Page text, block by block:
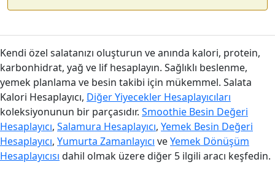
Kendi özel salatanızı oluşturun ve anında kalori, protein,
karbonhidrat, yağ ve lif hesaplayın. Sağlıklı beslenme,
yemek planlama ve besin takibi için mükemmel. Salata
Kalori Hesaplayıcı, Diğer Yiyecekler Hesaplayıcıları
koleksiyonunun bir parçasıdır. Smoothie Besin Değeri
Hesaplayıcı, Salamura Hesaplayıcı, Yemek Besin Değeri
Hesaplayıcı, Yumurta Zamanlayıcı veYemek Dönüşüm
Hesaplayıcısı dahil olmak üzere diğer 5 ilgili aracı keşfedin.